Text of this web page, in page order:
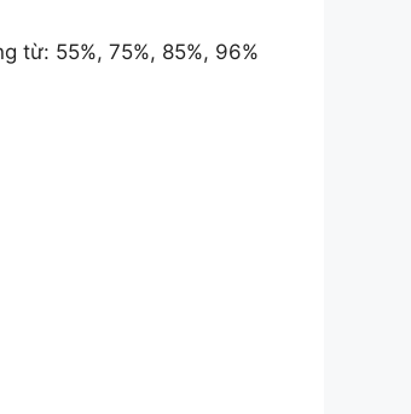
từ: 55%, 75%, 85%, 96%